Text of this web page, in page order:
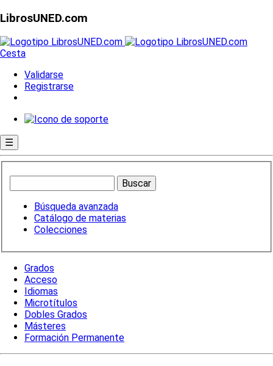
LibrosUNED.com
Cesta
Validarse
Registrarse
☰
Búsqueda avanzada
Catálogo de materias
Colecciones
Grados
Acceso
Idiomas
Microtítulos
Dobles Grados
Másteres
Formación Permanente